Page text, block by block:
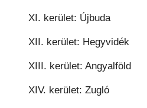
XI. kerület: Újbuda
XII. kerület: Hegyvidék
XIII. kerület: Angyalföld
XIV. kerület: Zugló